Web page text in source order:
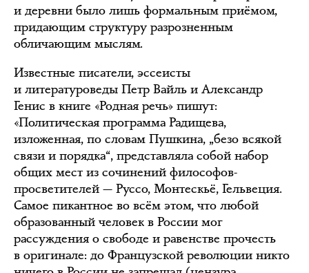
и деревни было лишь формальным приёмом,
придающим структуру разрозненным
обличающим мыслям.
Известные писатели, эссеисты
и литературоведы Петр Вайль и Александр
Генис в книге «Родная речь» пишут:
«Политическая программа Радищева,
изложенная, по словам Пушкина, „безо всякой
связи и порядка“, представляла собой набор
общих мест из сочинений философов-
просветителей — Руссо, Монтескьё, Гельвеция.
Самое пикантное во всём этом, что любой
образованный человек в России мог
рассуждения о свободе и равенстве прочесть
в оригинале: до Французской революции никто